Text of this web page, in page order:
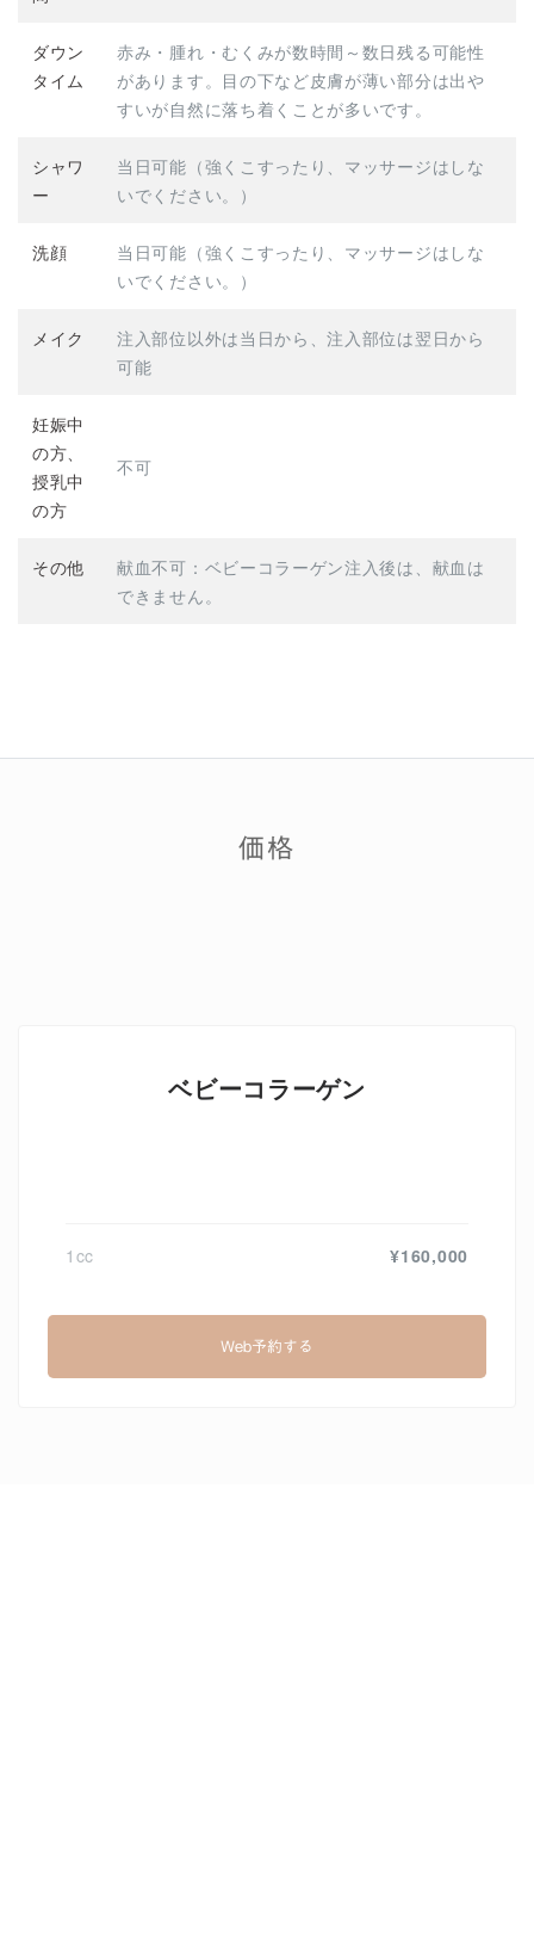
ダウン
タイム
赤み・腫れ・むくみが数時間～数日残る可能性
があります。目の下など皮膚が薄い部分は出や
すいが自然に落ち着くことが多いです。
シャワ
ー
当日可能（強くこすったり、マッサージはしな
いでください。）
洗顔
当日可能（強くこすったり、マッサージはしな
いでください。）
メイク
注入部位以外は当日から、注入部位は翌日から
可能
妊娠中
の方、
授乳中
の方
不可
その他
献血不可：ベビーコラーゲン注入後は、献血は
できません。
価格
ベビーコラーゲン
1cc ¥160,000
Web予約する